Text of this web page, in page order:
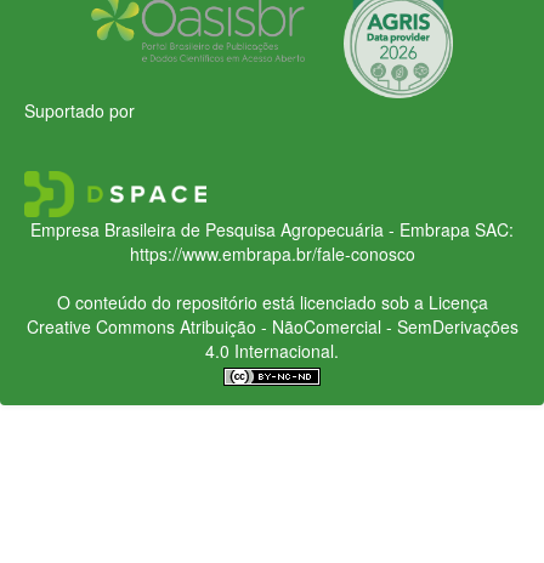
Suportado por
Empresa Brasileira de Pesquisa Agropecuária - Embrapa SAC:
https://www.embrapa.br/fale-conosco
O conteúdo do repositório está licenciado sob a Licença
Creative CommonsAtribuição - NãoComercial - SemDerivações
4.0 Internacional.